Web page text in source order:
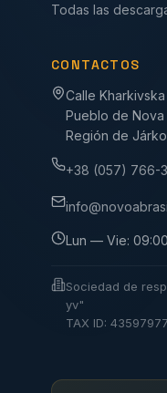
Todas las
CONTACTOS
Calle
Pueblo de
Región de
+38 (057) 766-
Lun — Vie:
Sociedad de
yv"
TAX ID: 43597977